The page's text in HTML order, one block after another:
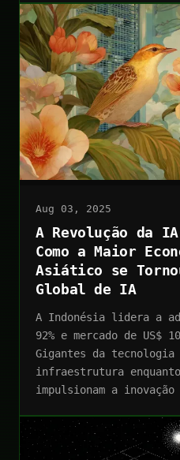
Aug 03, 2025
A Revolução da
Como a Maior
Asiático se
Global de IA
A Indonésia lidera a
92% e mercado de US$
Gigantes da tecnologia
infraestrutura
impulsionam a